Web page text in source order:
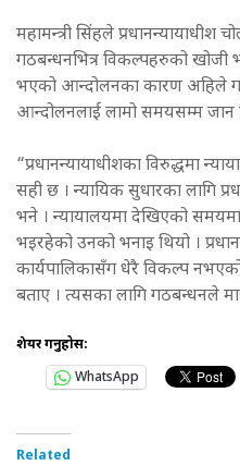
महामन्त्री सिंहले प्रधानन्यायाधीश
गठबन्धनभित्र विकल्पहरुको खोजी
भएको आन्दोलनका कारण अहिले
आन्दोलनलाई लामो समयसम्म जान
“प्रधानन्यायाधीशका विरुद्धमा
सही छ । न्यायिक सुधारका लागि
भने । न्यायालयमा देखिएको
भइरहेको उनको भनाइ थियो ।
कार्यपालिकासँग धेरै विकल्प
बताए । त्यसका लागि गठबन्धनले
शेयर गर्नुहोस:
WhatsApp
Related